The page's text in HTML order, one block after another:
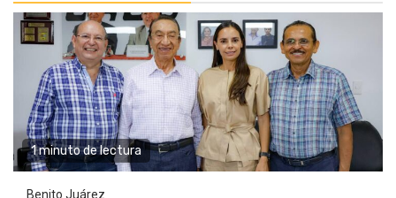
1 minuto de lectura
Benito Juárez